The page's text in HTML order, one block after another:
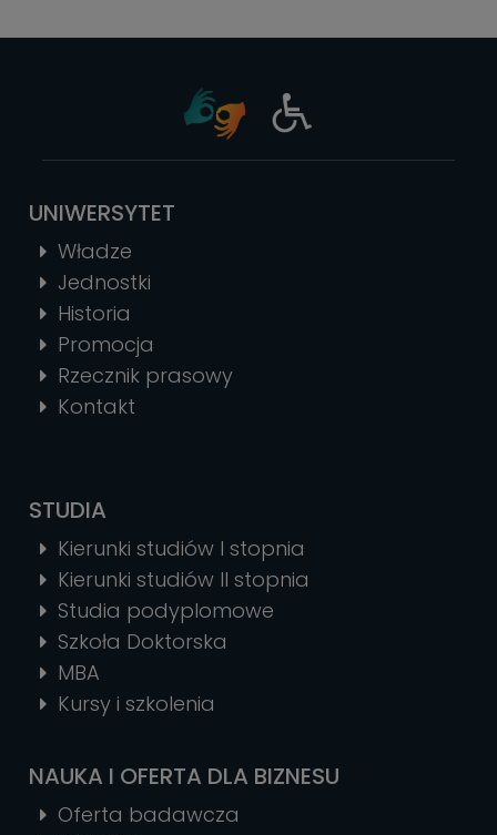
UNIWERSYTET
Władze
Jednostki
Historia
Promocja
Rzecznik prasowy
Kontakt
STUDIA
Kierunki studiów I stopnia
Kierunki studiów II stopnia
Studia podyplomowe
Szkoła Doktorska
MBA
Kursy i szkolenia
NAUKA I OFERTA DLA BIZNESU
Oferta badawcza